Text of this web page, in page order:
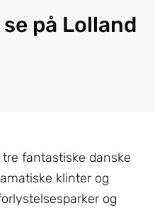
på Lolland
fantastiske danske
klinter og
og